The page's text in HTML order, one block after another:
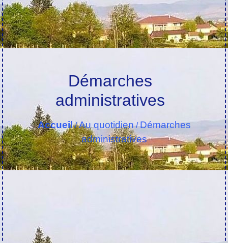
Démarches
administratives
Accueil/Au quotidien/Démarches
administratives